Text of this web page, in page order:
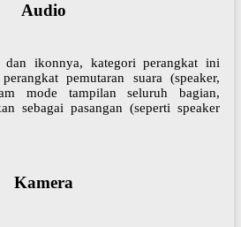
Audio
dan ikonnya, kategori perangkat ini
pemutaran suara (speaker,
mode tampilan seluruh bagian,
sebagai pasangan (seperti speaker
Kamera